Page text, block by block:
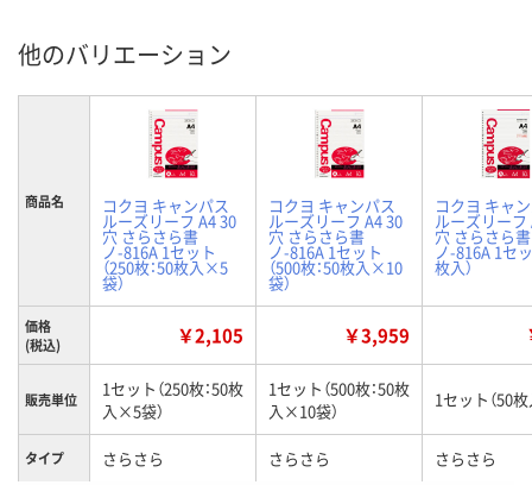
他のバリエーション
商品名 コクヨ キャンパス
ルーズリーフ A4 30
穴 さらさら書
ノ-816A 1セット
（250枚：50枚入×5
袋）
コクヨ キャンパス
ルーズリーフ A4 30
穴 さらさら書
ノ-816A 1セット
（500枚：50枚入×10
袋）
コクヨ キャ
ルーズリーフ
穴 さらさら書
ノ-816A 1セ
枚入）
価格
(税込)
￥2,105 ￥3,959
販売単位
1セット（250枚：50枚
入×5袋）
1セット（500枚：50枚
入×10袋）
1セット（50枚
タイプ さらさら さらさら さらさら